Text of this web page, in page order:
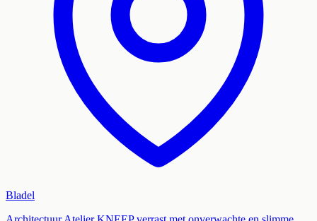
Bladel